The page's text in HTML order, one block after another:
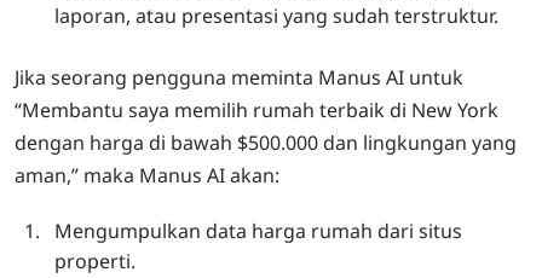
laporan, atau presentasi yang sudah terstruktur.
Jika seorang pengguna meminta Manus AI untuk
“Membantu saya memilih rumah terbaik di New York
dengan harga di bawah $500.000 dan lingkungan yang
aman,” maka Manus AI akan:
Mengumpulkan data harga rumah dari situs
properti.